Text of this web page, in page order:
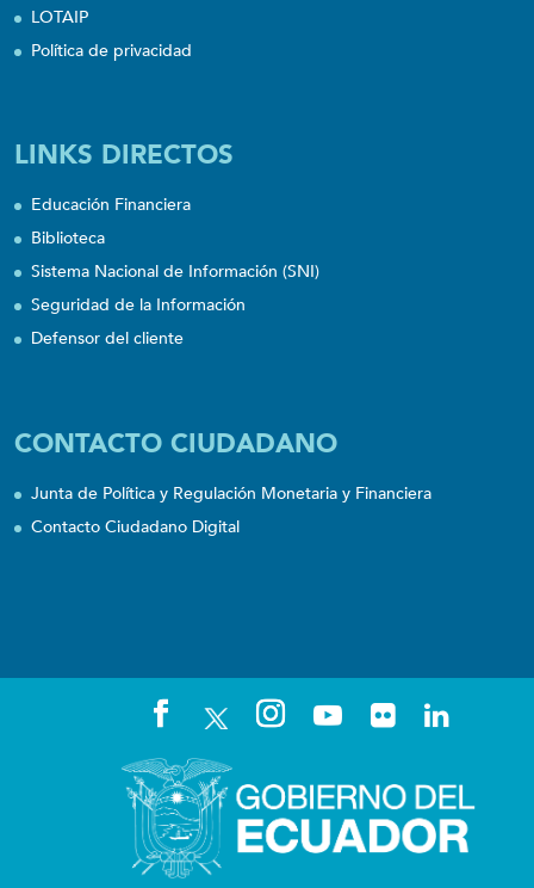
LOTAIP
Política de privacidad
LINKS DIRECTOS
Educación Financiera
Biblioteca
Sistema Nacional de Información (SNI)
Seguridad de la Información
Defensor del cliente
CONTACTO CIUDADANO
Junta de Política y Regulación Monetaria y Financiera
Contacto Ciudadano Digital